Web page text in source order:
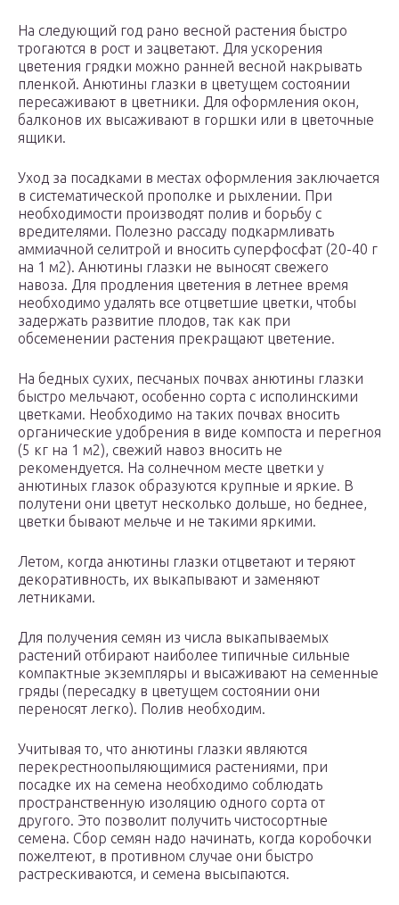
На следующий год рано весной растения быстро
трогаются в рост и зацветают. Для ускорения
цветения грядки можно ранней весной накрывать
пленкой. Анютины глазки в цветущем состоянии
пересаживают в цветники. Для оформления окон,
балконов их высаживают в горшки или в цветочные
ящики.
Уход за посадками в местах оформления заключается
в систематической прополке и рыхлении. При
необходимости производят полив и борьбу с
вредителями. Полезно рассаду подкармливать
аммиачной селитрой и вносить суперфосфат (20-40 г
на 1 м2). Анютины глазки не выносят свежего
навоза. Для продления цветения в летнее время
необходимо удалять все отцветшие цветки, чтобы
задержать развитие плодов, так как при
обсеменении растения прекращают цветение.
На бедных сухих, песчаных почвах анютины глазки
быстро мельчают, особенно сорта с исполинскими
цветками. Необходимо на таких почвах вносить
органические удобрения в виде компоста и перегноя
(5 кг на 1 м2), свежий навоз вносить не
рекомендуется. На солнечном месте цветки у
анютиных глазок образуются крупные и яркие. В
полутени они цветут несколько дольше, но беднее,
цветки бывают мельче и не такими яркими.
Летом, когда анютины глазки отцветают и теряют
декоративность, их выкапывают и заменяют
летниками.
Для получения семян из числа выкапываемых
растений отбирают наиболее типичные сильные
компактные экземпляры и высаживают на семенные
гряды (пересадку в цветущем состоянии они
переносят легко). Полив необходим.
Учитывая то, что анютины глазки являются
перекрестноопыляющимися растениями, при
посадке их на семена необходимо соблюдать
пространственную изоляцию одного сорта от
другого. Это позволит получить чистосортные
семена. Сбор семян надо начинать, когда коробочки
пожелтеют, в противном случае они быстро
растрескиваются, и семена высыпаются.